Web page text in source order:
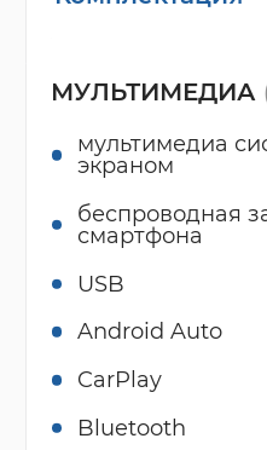
МУЛЬТИМЕДИА
мультимедиа
экраном
беспроводная
смартфона
USB
Android Auto
CarPlay
Bluetooth